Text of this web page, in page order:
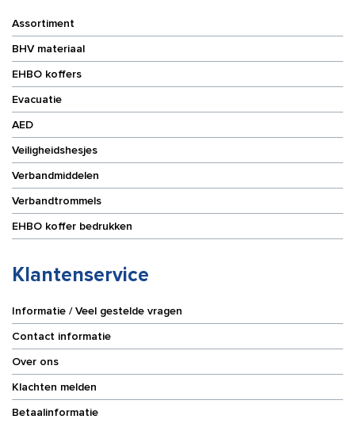
Assortiment
BHV materiaal
EHBO koffers
Evacuatie
AED
Veiligheidshesjes
Verbandmiddelen
Verbandtrommels
EHBO koffer bedrukken
Klantenservice
Informatie / Veel gestelde vragen
Contact informatie
Over ons
Klachten melden
Betaalinformatie